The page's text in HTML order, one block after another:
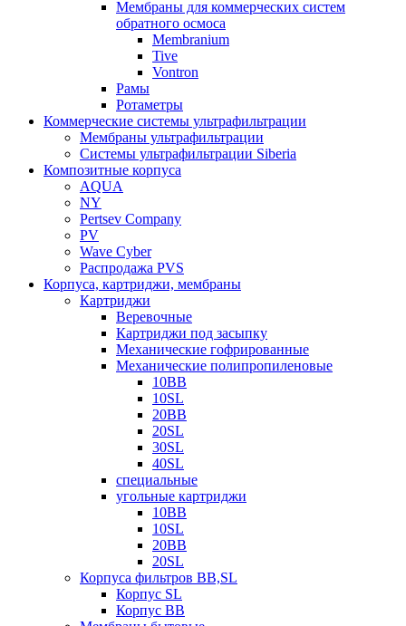
Мембраны для коммерческих систем
обратного осмоса
Membranium
Tive
Vontron
Рамы
Ротаметры
Коммерческие системы ультрафильтрации
Мембраны ультрафильтрации
Системы ультрафильтрации Siberia
Композитные корпуса
AQUA
NY
Pertsev Company
PV
Wave Cyber
Распродажа PVS
Корпуса, картриджи, мембраны
Картриджи
Веревочные
Картриджи под засыпку
Механические гофрированные
Механические полипропиленовые
10BB
10SL
20BB
20SL
30SL
40SL
специальные
угольные картриджи
10BB
10SL
20BB
20SL
Корпуса фильтров BB,SL
Корпус SL
Корпус ВВ